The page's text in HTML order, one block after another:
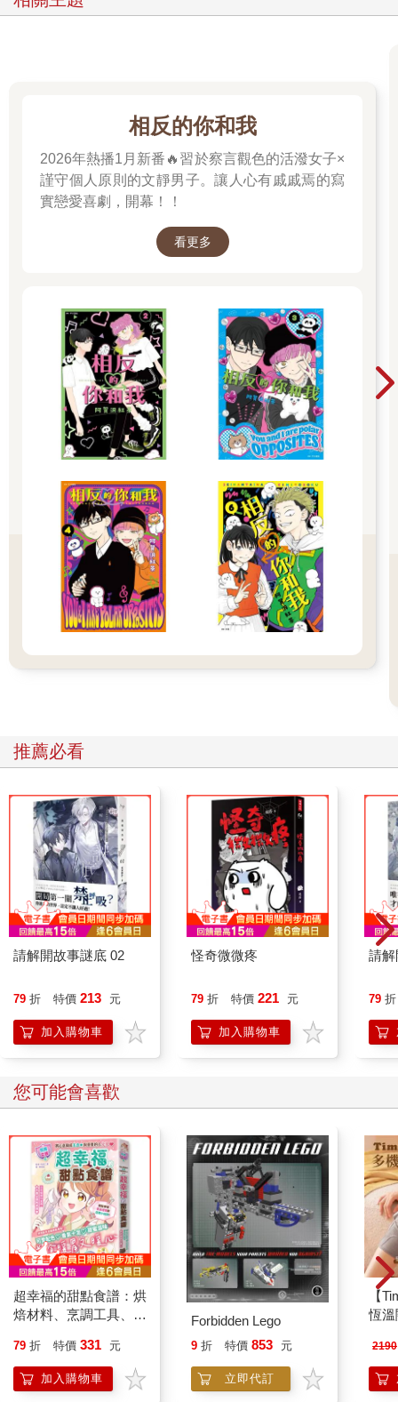
相反的你和我
2026年熱播1月新番🔥習於察言觀色的活潑女子×
謹守個人原則的文靜男子。讓人心有戚戚焉的寫
實戀愛喜劇，開幕！！
看更多
推薦必看
請解開故事謎底 02
79 折 特價 213 元
加入購物車
怪奇微微疼
79 折 特價 221 元
加入購物車
請解
79 折
您可能會喜歡
超幸福的甜點食譜：烘
焙材料、烹調工具、可
79 折 特價 331 元
加入購物車
Forbidden Lego
9 折 特價 853 元
立即代訂
【
恆
加
膝
2190